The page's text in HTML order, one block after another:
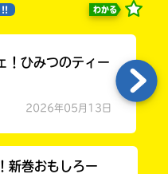
!! わかる
！ひみつのティー
2026年05月13日
新巻おもしろー